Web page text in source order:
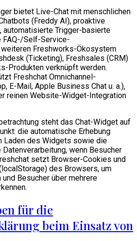
bietet Live-Chat mit menschlichen
(Freddy AI), proaktive
automatisierte Trigger-basierte
FAQ-/Self-Service-
Freshworks-Ökosystem
(Ticketing), Freshsales (CRM)
Produkten verknüpft werden.
Freshchat Omnichannel-
E-Mail, Apple Business Chat u. a.),
reinen Website-Widget-Integration
steht das Chat-Widget auf
die automatische Erhebung
Laden des Widgets sowie die
wenn Besucher
setzt Browser-Cookies und
des Browsers, um
Besucher über mehrere
für die
beim Einsatz von